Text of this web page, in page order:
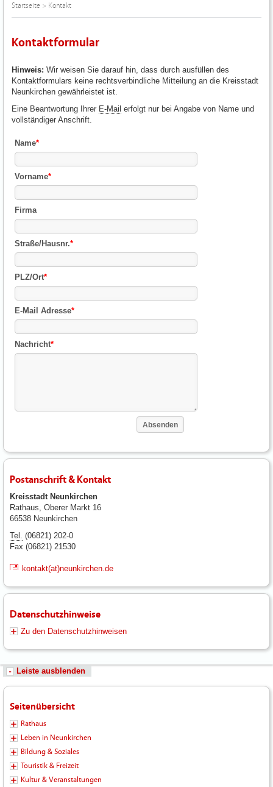
Startseite > Kontakt
Kontaktformular
Hinweis: Wir weisen Sie darauf hin, dass durch ausfüllen des
Kontaktformulars keine rechtsverbindliche Mitteilung an die Kreisstadt
Neunkirchen gewährleistet ist.
Eine Beantwortung Ihrer E-Mail erfolgt nur bei Angabe von Name und
vollständiger Anschrift.
Name*
Vorname*
Firma
Straße/Hausnr.*
PLZ/Ort*
E-Mail Adresse*
Nachricht*
Postanschrift & Kontakt
Kreisstadt Neunkirchen
Rathaus, Oberer Markt 16
66538 Neunkirchen
Tel. (06821) 202-0
Fax (06821) 21530
kontakt(at)neunkirchen.de
Datenschutzhinweise
Zu den Datenschutzhinweisen
Leiste ausblenden
Seitenübersicht
Rathaus
Leben in Neunkirchen
Bildung & Soziales
Touristik & Freizeit
Kultur & Veranstaltungen